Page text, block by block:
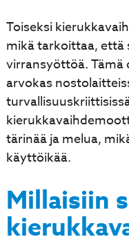
Toiseksi
mikä tarkoittaa, että
virransyöttöä. Tämä
arvokas
tärinää ja melua,
käyttöikää.
Millaisiin